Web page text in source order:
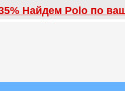
Найдем Polo по